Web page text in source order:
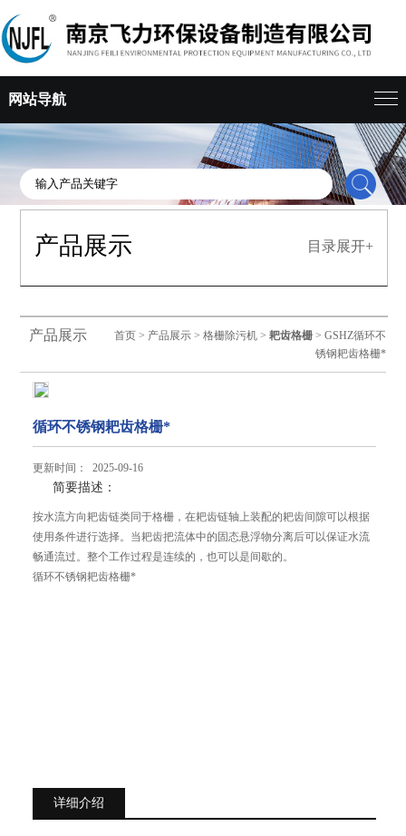
网站导航
产品展示 目录展开+
产品展示 首页> 产品展示> 格栅除污机> 耙齿格栅> GSHZ循环不
锈钢耙齿格栅*
循环不锈钢耙齿格栅*
更新时间： 2025-09-16
简要描述：
按水流方向耙齿链类同于格栅，在耙齿链轴上装配的耙齿间隙可以根据
使用条件进行选择。当耙齿把流体中的固态悬浮物分离后可以保证水流
畅通流过。整个工作过程是连续的，也可以是间歇的。
循环不锈钢耙齿格栅*
详细介绍